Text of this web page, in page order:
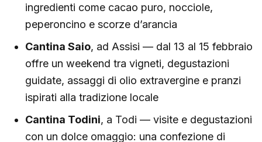
ingredienti come cacao puro, nocciole,
peperoncino e scorze d’arancia
Cantina Saio, ad Assisi — dal 13 al 15 febbraio
offre un weekend tra vigneti, degustazioni
guidate, assaggi di olio extravergine e pranzi
ispirati alla tradizione locale
Cantina Todini, a Todi — visite e degustazioni
con un dolce omaggio: una confezione di